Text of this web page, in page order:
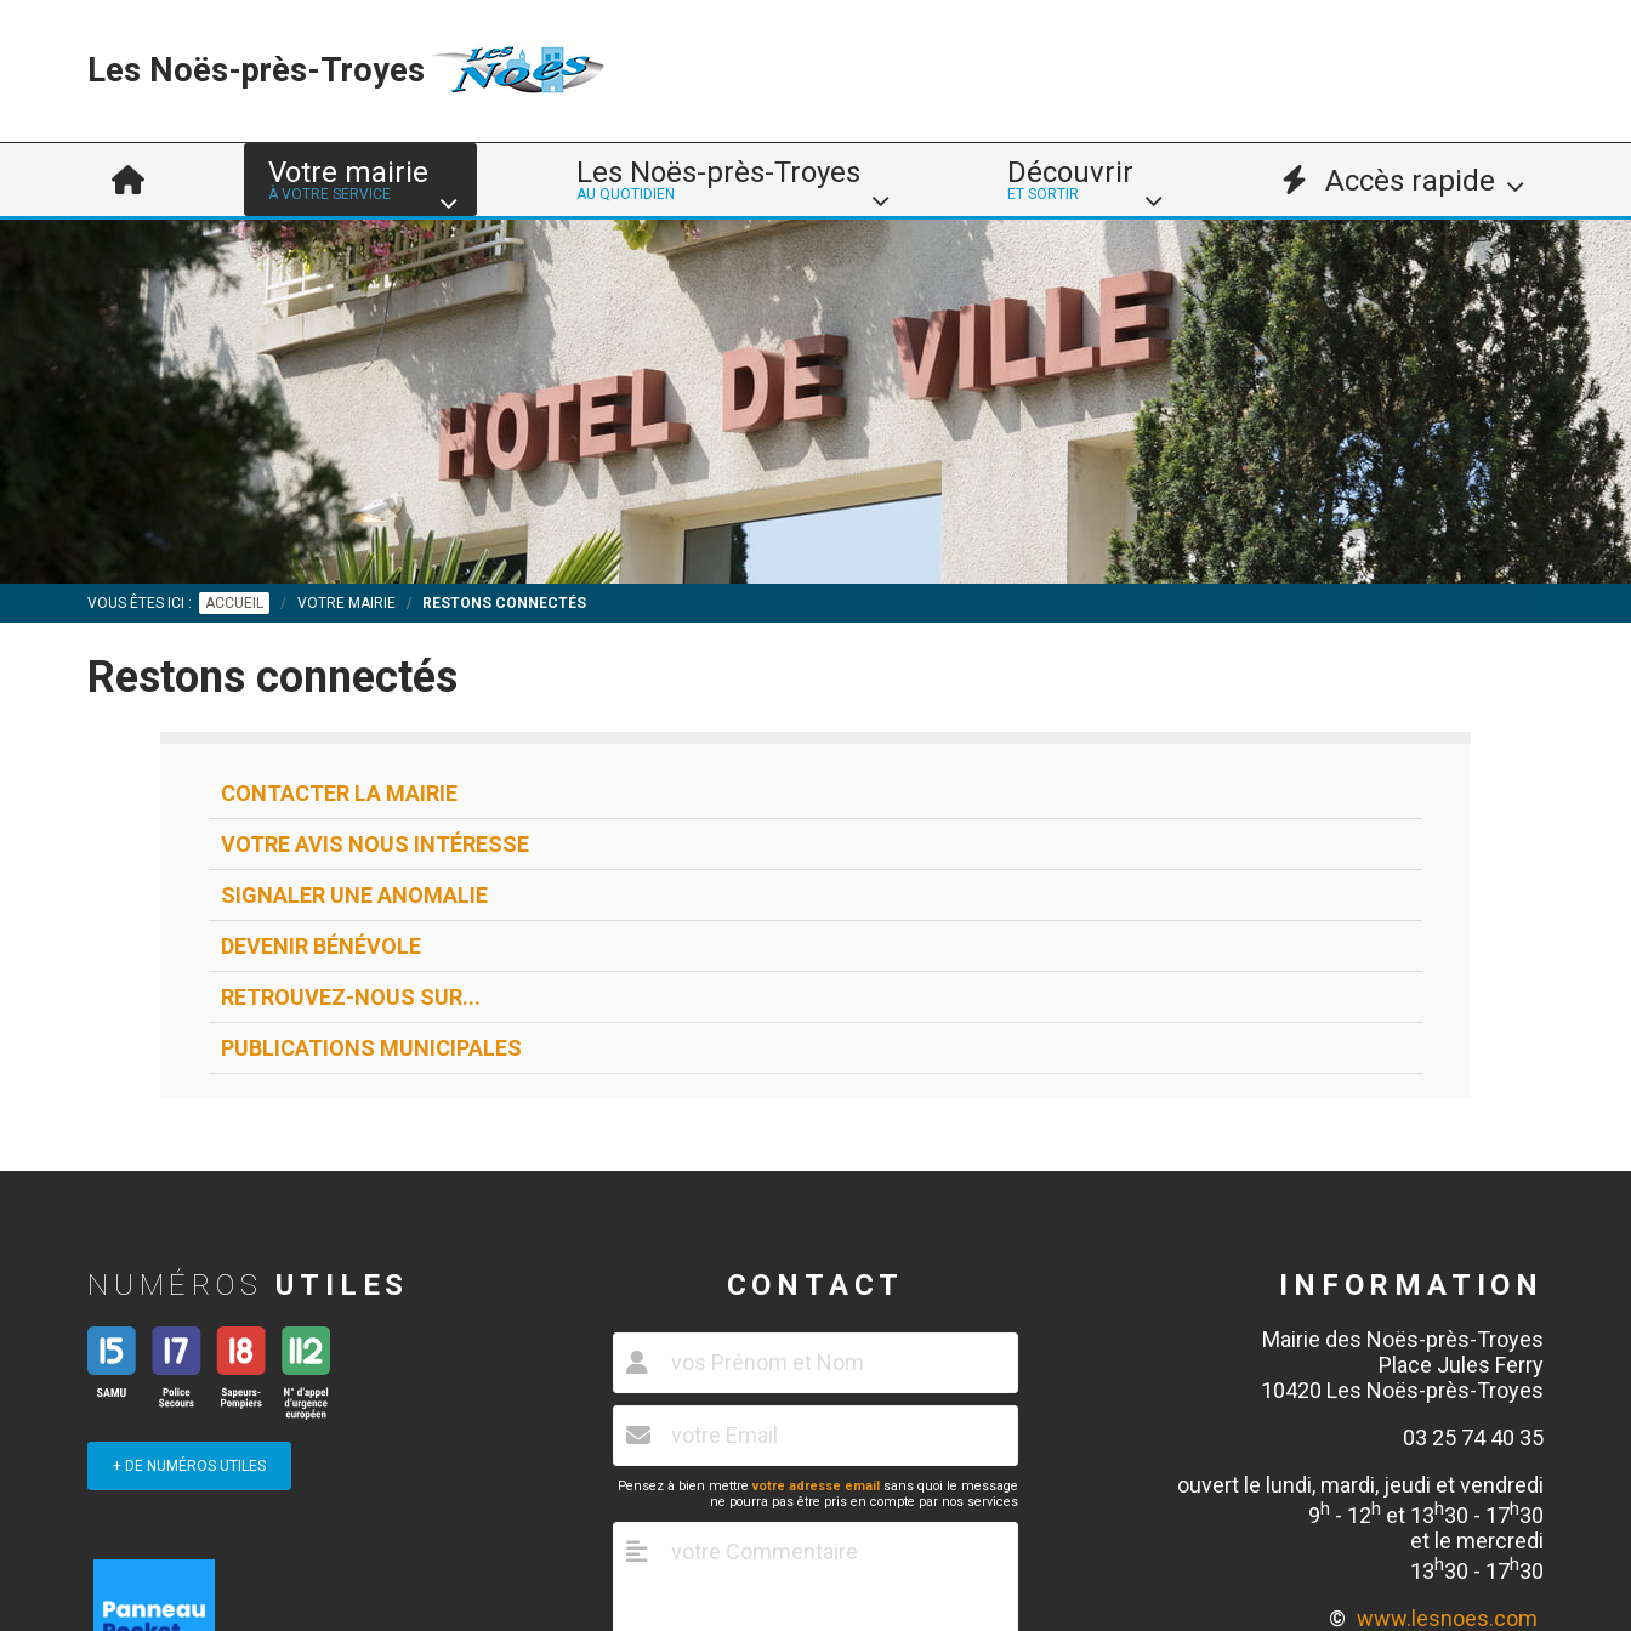
Les Noës-près-Troyes
Votre mairie
À VOTRE SERVICE
Les Noës-près-Troyes
AU QUOTIDIEN
Découvrir
ET SORTIR Accès rapide
VOUS ÊTES ICI : ACCUEIL VOTRE MAIRIE RESTONS CONNECTÉS
Restons connectés
CONTACTER LA MAIRIE
VOTRE AVIS NOUS INTÉRESSE
SIGNALER UNE ANOMALIE
DEVENIR BÉNÉVOLE
RETROUVEZ-NOUS SUR...
PUBLICATIONS MUNICIPALES
NUMÉROS UTILES
+ DE NUMÉROS UTILES
CONTACT
Pensez à bien mettrevotre adresse emailsans quoi le message
ne pourra pas être pris en compte par nos services
INFORMATION
Mairie des Noës-près-Troyes
Place Jules Ferry
10420 Les Noës-près-Troyes
03 25 74 40 35
ouvert le lundi, mardi, jeudi et vendredi
9h - 12h et 13h30 - 17h30
et le mercredi
13h30 - 17h30
© www.lesnoes.com